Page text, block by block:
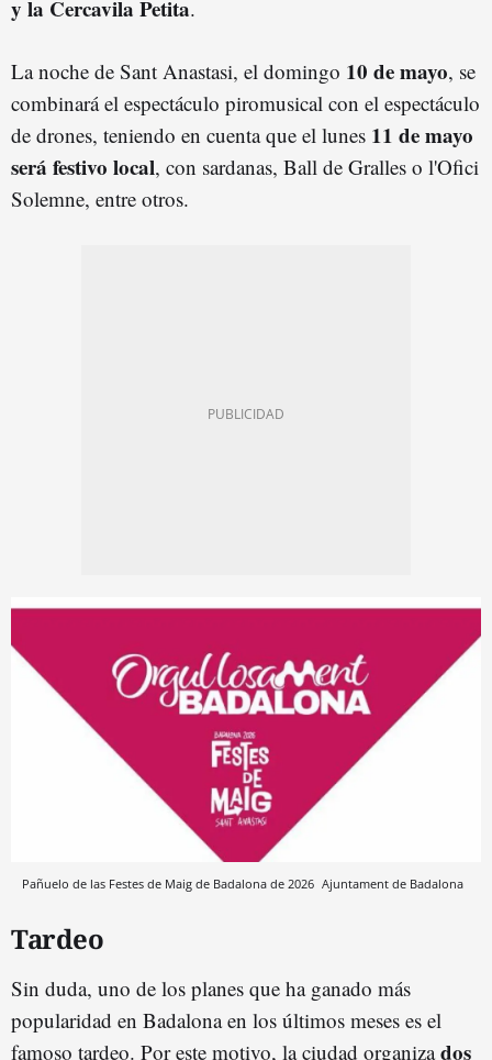
y la Cercavila Petita.
La noche de Sant Anastasi, el domingo 10 de mayo, se
combinará el espectáculo piromusical con el espectáculo
de drones, teniendo en cuenta que el lunes 11 de mayo
será festivo local, con sardanas, Ball de Gralles o l'Ofici
Solemne, entre otros.
Pañuelo de las Festes de Maig de Badalona de 2026 Ajuntament de Badalona
Tardeo
Sin duda, uno de los planes que ha ganado más
popularidad en Badalona en los últimos meses es el
famoso tardeo. Por este motivo, la ciudad organizados